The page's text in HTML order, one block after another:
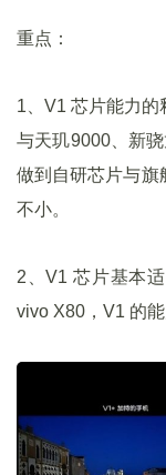
重点：
1、V1 芯片能力的
与天玑9000、新
做到自研芯片与旗
不小。
2、V1 芯片基本
vivo X80，V1 的